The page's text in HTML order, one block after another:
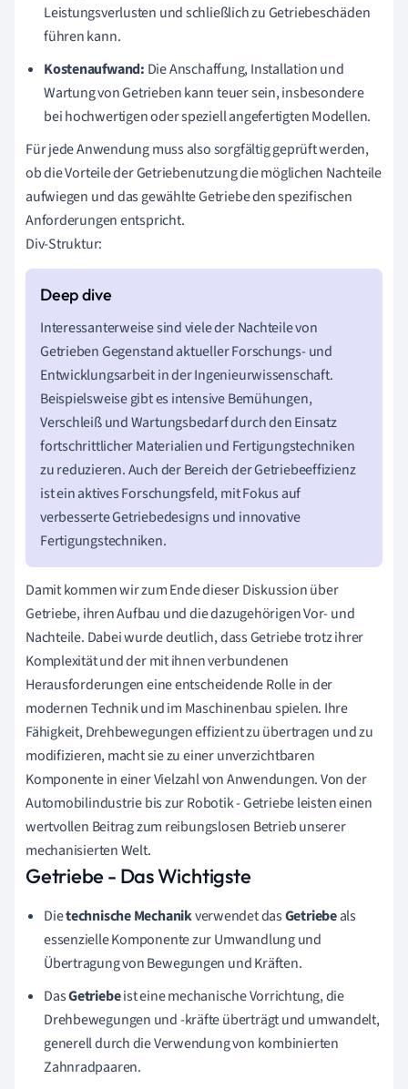
Leistungsverlusten und schließlich zu Getriebeschäden
führen kann.
Kostenaufwand: Die Anschaffung, Installation und
Wartung von Getrieben kann teuer sein, insbesondere
bei hochwertigen oder speziell angefertigten Modellen.
Für jede Anwendung muss also sorgfältig geprüft werden,
ob die Vorteile der Getriebenutzung die möglichen Nachteile
aufwiegen und das gewählte Getriebe den spezifischen
Anforderungen entspricht.
Div-Struktur:
Interessanterweise sind viele der Nachteile von
Getrieben Gegenstand aktueller Forschungs- und
Entwicklungsarbeit in der Ingenieurwissenschaft.
Beispielsweise gibt es intensive Bemühungen,
Verschleiß und Wartungsbedarf durch den Einsatz
fortschrittlicher Materialien und Fertigungstechniken
zu reduzieren. Auch der Bereich der Getriebeeffizienz
ist ein aktives Forschungsfeld, mit Fokus auf
verbesserte Getriebedesigns und innovative
Fertigungstechniken.
Damit kommen wir zum Ende dieser Diskussion über
Getriebe, ihren Aufbau und die dazugehörigen Vor- und
Nachteile. Dabei wurde deutlich, dass Getriebe trotz ihrer
Komplexität und der mit ihnen verbundenen
Herausforderungen eine entscheidende Rolle in der
modernen Technik und im Maschinenbau spielen. Ihre
Fähigkeit, Drehbewegungen effizient zu übertragen und zu
modifizieren, macht sie zu einer unverzichtbaren
Komponente in einer Vielzahl von Anwendungen. Von der
Automobilindustrie bis zur Robotik - Getriebe leisten einen
wertvollen Beitrag zum reibungslosen Betrieb unserer
mechanisierten Welt.
Getriebe - Das Wichtigste
Dietechnische Mechanikverwendet dasGetriebeals
essenzielle Komponente zur Umwandlung und
Übertragung von Bewegungen und Kräften.
DasGetriebeist eine mechanische Vorrichtung, die
Drehbewegungen und -kräfte überträgt und umwandelt,
generell durch die Verwendung von kombinierten
Zahnradpaaren.